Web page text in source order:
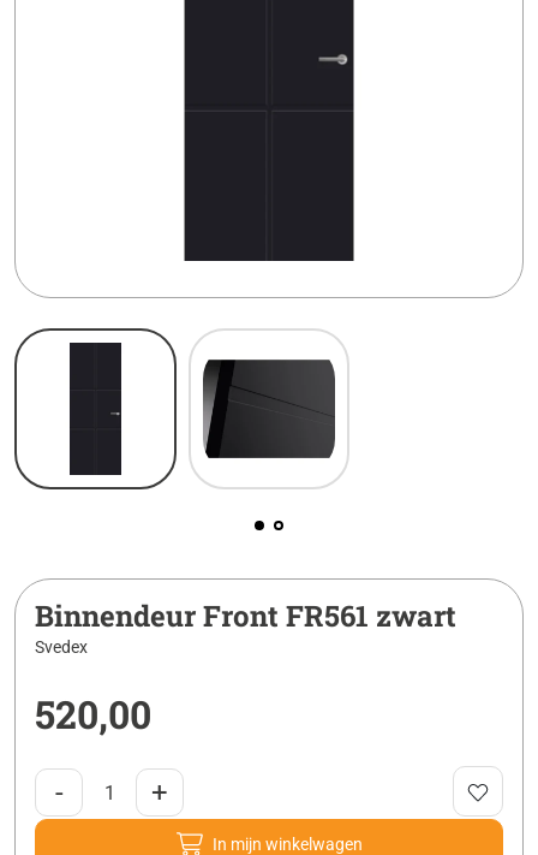
Binnendeur Front FR561 zwart
Svedex
520,00
- +
In mijn winkelwagen